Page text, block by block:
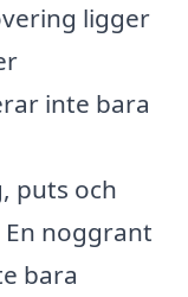
ligger
inte bara
puts och
noggrant
bara